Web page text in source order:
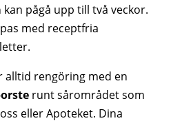
kan pågå upp till två veckor.
med receptfria
alltid rengöring med en
runt sårområdet som
eller Apoteket. Dina